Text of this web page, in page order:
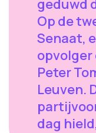
geduwd
Op de
Senaat,
Peter
Leuven.
dag